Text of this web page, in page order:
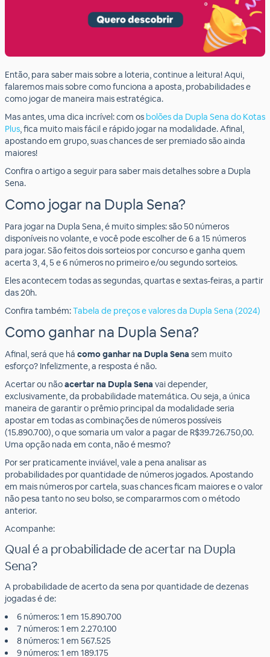
Então, para saber mais sobre a loteria, continue a leitura! Aqui,
falaremos mais sobre como funciona a aposta, probabilidades e
como jogar de maneira mais estratégica.
Mas antes, uma dica incrível: com os bolões da Dupla Sena do Kotas
Plus, fica muito mais fácil e rápido jogar na modalidade. Afinal,
apostando em grupo, suas chances de ser premiado são ainda
maiores!
Confira o artigo a seguir para saber mais detalhes sobre a Dupla
Sena.
Como jogar na Dupla Sena?
Para jogar na Dupla Sena, é muito simples: são 50 números
disponíveis no volante, e você pode escolher de 6 a 15 números
para jogar. São feitos dois sorteios por concurso e ganha quem
acerta 3, 4, 5 e 6 números no primeiro e/ou segundo sorteios.
Eles acontecem todas as segundas, quartas e sextas-feiras, a partir
das 20h.
Confira também:Tabela de preços e valores da Dupla Sena (2024)
Como ganhar na Dupla Sena?
Afinal, será que há como ganhar na Dupla Sena sem muito
esforço? Infelizmente, a resposta é não.
Acertar ou nãoacertar na Dupla Sena vai depender,
exclusivamente, da probabilidade matemática. Ou seja, a única
maneira de garantir o prêmio principal da modalidade seria
apostar em todas as combinações de números possíveis
(15.890.700), o que somaria um valor a pagar de R$39.726.750,00.
Uma opção nada em conta, não é mesmo?
Por ser praticamente inviável, vale a pena analisar as
probabilidades por quantidade de números jogados. Apostando
em mais números por cartela, suas chances ficam maiores e o valor
não pesa tanto no seu bolso, se compararmos com o método
anterior.
Acompanhe:
Qual é a probabilidade de acertar na Dupla
Sena?
A probabilidade de acerto da sena por quantidade de dezenas
jogadas é de:
6 números: 1 em 15.890.700
7 números: 1 em 2.270.100
8 números: 1 em 567.525
9 números: 1 em 189.175